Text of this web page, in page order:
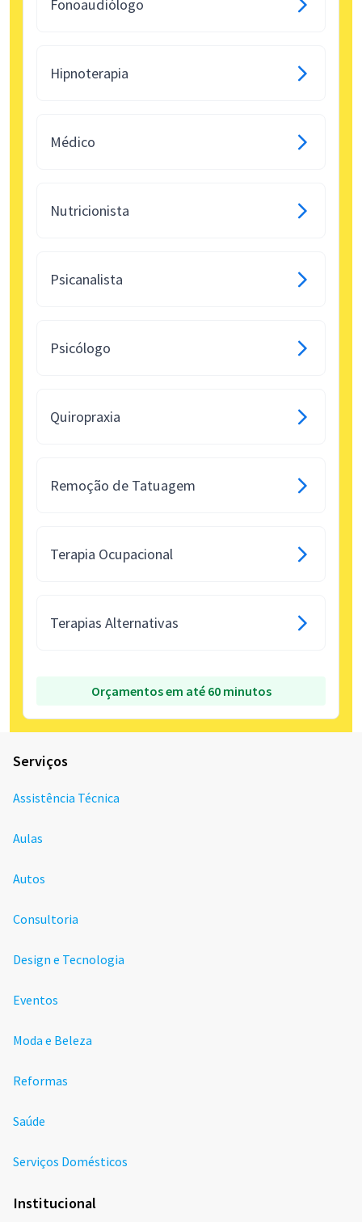
Fonoaudiólogo
Hipnoterapia
Médico
Nutricionista
Psicanalista
Psicólogo
Quiropraxia
Remoção de Tatuagem
Terapia Ocupacional
Terapias Alternativas
Orçamentos em até 60 minutos
Serviços
Assistência Técnica
Aulas
Autos
Consultoria
Design e Tecnologia
Eventos
Moda e Beleza
Reformas
Saúde
Serviços Domésticos
Institucional